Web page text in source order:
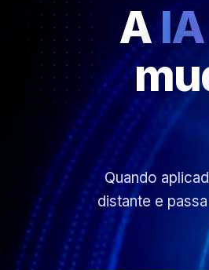
A
Quando
distante e